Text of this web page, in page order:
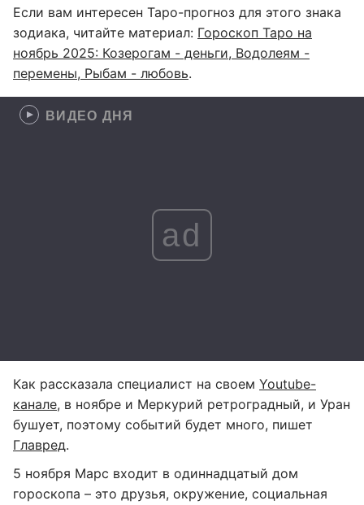
Если вам интересен Таро-прогноз для этого знака
зодиака, читайте материал: Гороскоп Таро на
ноябрь 2025: Козерогам - деньги, Водолеям -
перемены, Рыбам - любовь.
ВИДЕО ДНЯ
ad
Как рассказала специалист на своем Youtube-
канале, в ноябре и Меркурий ретроградный, и Уран
бушует, поэтому событий будет много, пишет
Главред.
5 ноября Марс входит в одиннадцатый дом
гороскопа – это друзья, окружение, социальная